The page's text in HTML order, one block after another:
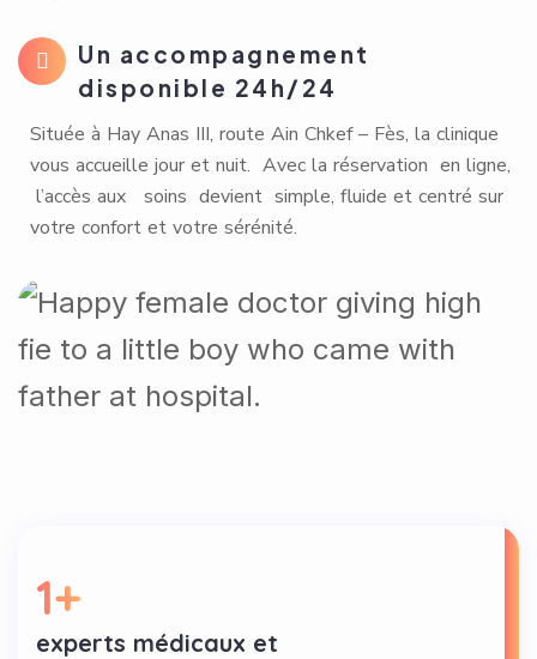
Un accompagnement
disponible 24h/24
Située à Hay Anas III, route Ain Chkef – Fès, la clinique
vous accueille jour et nuit. Avec la réservation en ligne,
l’accès aux soins devient simple, fluide et centré sur
votre confort et votre sérénité.
1+
experts médicaux et